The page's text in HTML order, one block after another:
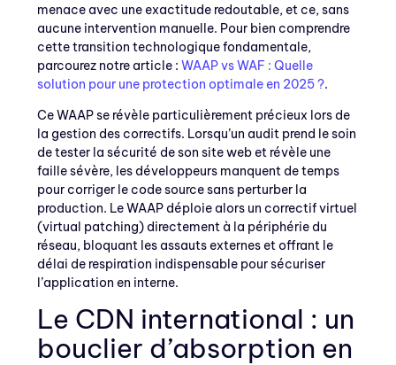
menace avec une exactitude redoutable, et ce, sans
aucune intervention manuelle. Pour bien comprendre
cette transition technologique fondamentale,
parcourez notre article : WAAP vs WAF : Quelle
solution pour une protection optimale en 2025 ?.
Ce WAAP se révèle particulièrement précieux lors de
la gestion des correctifs. Lorsqu’un audit prend le soin
de tester la sécurité de son site web et révèle une
faille sévère, les développeurs manquent de temps
pour corriger le code source sans perturber la
production. Le WAAP déploie alors un correctif virtuel
(virtual patching) directement à la périphérie du
réseau, bloquant les assauts externes et offrant le
délai de respiration indispensable pour sécuriser
l’application en interne.
Le CDN international : un
bouclier d’absorption en